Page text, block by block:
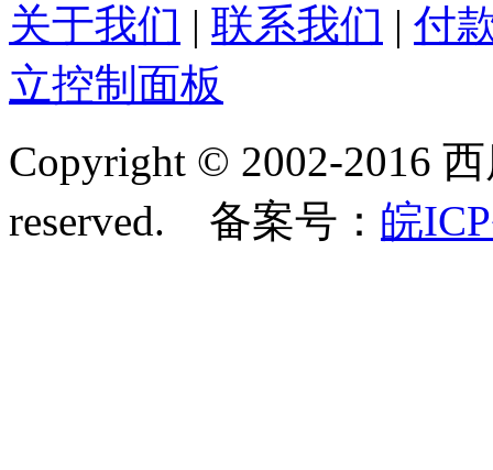
关于我们 | 联系我们 | 付
立控制面板
Copyright © 2002-2016
reserved. 备案号： 皖